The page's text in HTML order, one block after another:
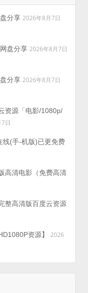
分享 2026年8月7日
盘分享 2026年8月7日
分享 2026年8月7日
资源「电影/1080p/
日
线(手-机版)已更免费
高清电影（免费高清
整高清版百度云资源
资源】
2026